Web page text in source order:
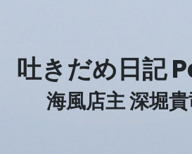
吐きだめ日記
海風店主 深堀